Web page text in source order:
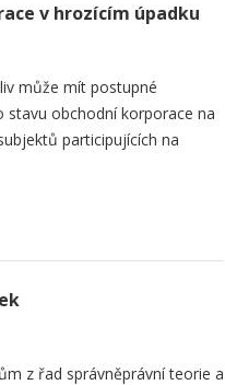
v hrozícím úpadku
může mít postupné
stavu obchodní korporace na
participujících na
z řad správněprávní teorie a